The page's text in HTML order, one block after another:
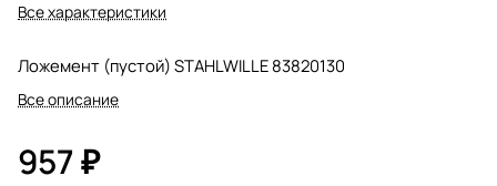
Все характеристики
Ложемент (пустой) STAHLWILLE 83820130
Все описание
957 ₽